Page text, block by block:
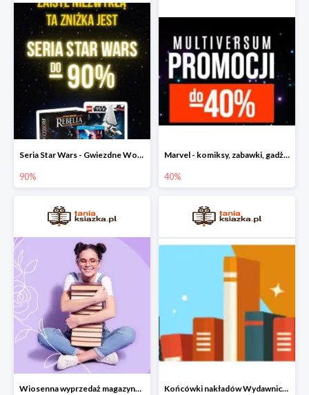
Seria Star Wars - Gwiezdne Wojny do -90%
90%
Marvel - komiksy, zabawki, gadżety
40%
Wiosenna wyprzedaż magazynowa do -90% Końcówki nakładów Wydawnictwa Kobiecego od 6zł do 15zł